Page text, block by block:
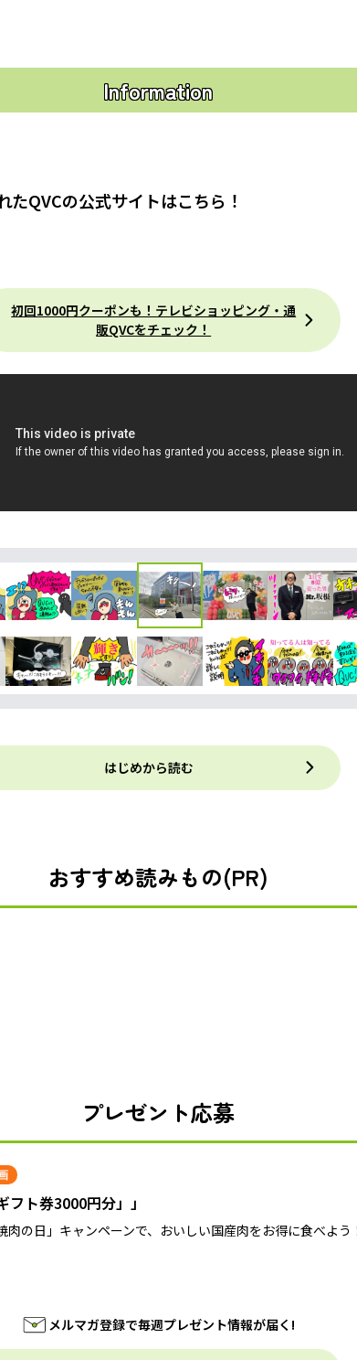
Information
QVCの公式サイトはこちら！
初回1000円クーポンも！テレビショッピング・通
販QVCをチェック！
はじめから読む
おすすめ読みもの(PR)
プレゼント応募
フト券3000円分」」
肉の日」キャンペーンで、おいしい国産肉をお得に食べよう
メルマガ登録で毎週プレゼント情報が届く!